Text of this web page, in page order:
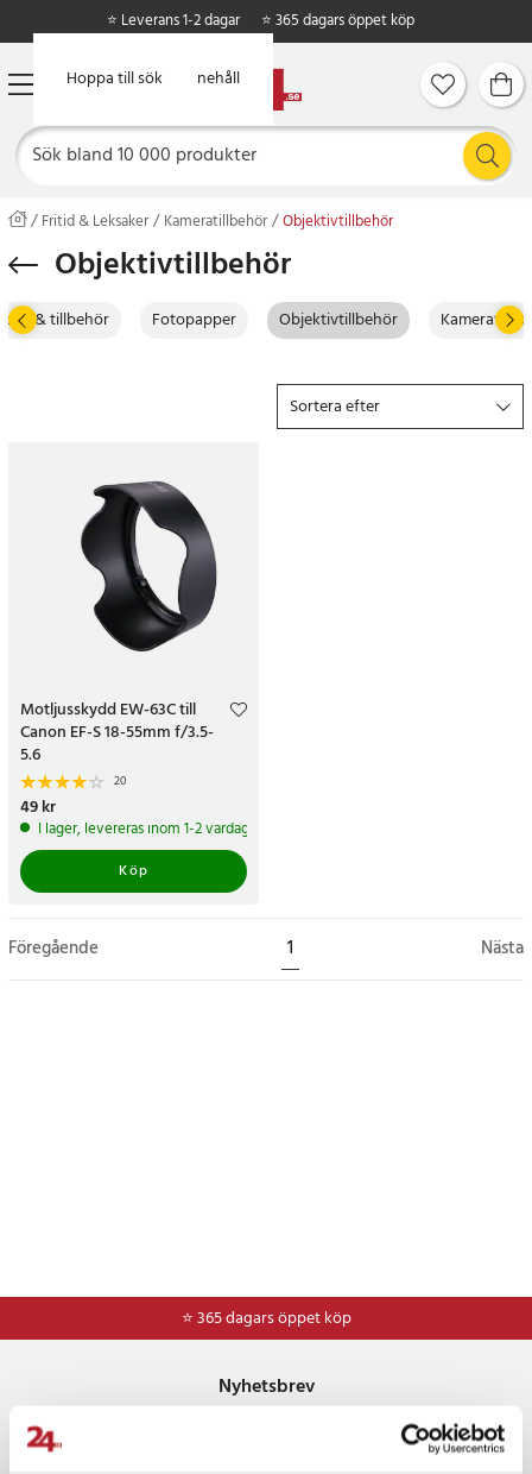
Hoppa till huvudinnehåll
Hoppa till sök
⭐ Leverans 1-2 dagar ⭐ 365 dagars öppet köp
Fritid & Leksaker Kameratillbehör Objektivtillbehör
Objektivtillbehör
& tillbehör Fotopapper Objektivtillbehör
Sortera efter
Motljusskydd EW-63C till
Canon EF-S 18-55mm f/3.5-
5.6
20
Pris:
49 kr
I lager, levereras inom 1-2 vardagar
Köp
Föregående 1 Nästa
⭐ 365 dagars öppet köp
Nyhetsbrev
Bli den första att få ta del av nyheter, kampanjer och exklusiva
erbjudanden Anmäl dig till vårt nyhetsbrev och SMS-kampanjer.